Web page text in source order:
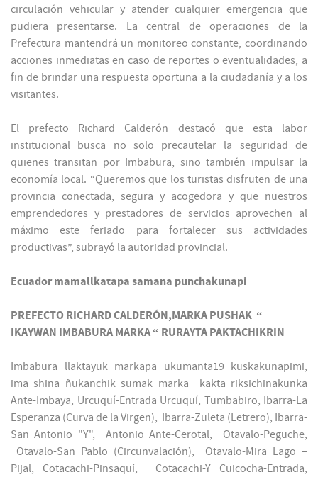
circulación vehicular y atender cualquier emergencia que
pudiera presentarse. La central de operaciones de la
Prefectura mantendrá un monitoreo constante, coordinando
acciones inmediatas en caso de reportes o eventualidades, a
fin de brindar una respuesta oportuna a la ciudadanía y a los
visitantes.
El prefecto Richard Calderón destacó que esta labor
institucional busca no solo precautelar la seguridad de
quienes transitan por Imbabura, sino también impulsar la
economía local. “Queremos que los turistas disfruten de una
provincia conectada, segura y acogedora y que nuestros
emprendedores y prestadores de servicios aprovechen al
máximo este feriado para fortalecer sus actividades
productivas”, subrayó la autoridad provincial.
Ecuador mamallkatapa samana punchakunapi
PREFECTO RICHARD CALDERÓN,MARKA PUSHAK “
IKAYWAN IMBABURA MARKA “ RURAYTA PAKTACHIKRIN
Imbabura llaktayuk markapa ukumanta19 kuskakunapimi,
ima shina ñukanchik sumak marka kakta riksichinakunka
Ante-Imbaya, Urcuquí-Entrada Urcuquí, Tumbabiro, Ibarra-La
Esperanza (Curva de la Virgen), Ibarra-Zuleta (Letrero), Ibarra-
San Antonio "Y", Antonio Ante-Cerotal, Otavalo-Peguche,
Otavalo-San Pablo (Circunvalación), Otavalo-Mira Lago –
Pijal, Cotacachi-Pinsaquí, Cotacachi-Y Cuicocha-Entrada,